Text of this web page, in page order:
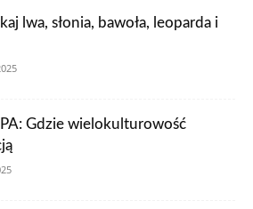
lwa, słonia, bawoła, leoparda i
Gdzie wielokulturowość